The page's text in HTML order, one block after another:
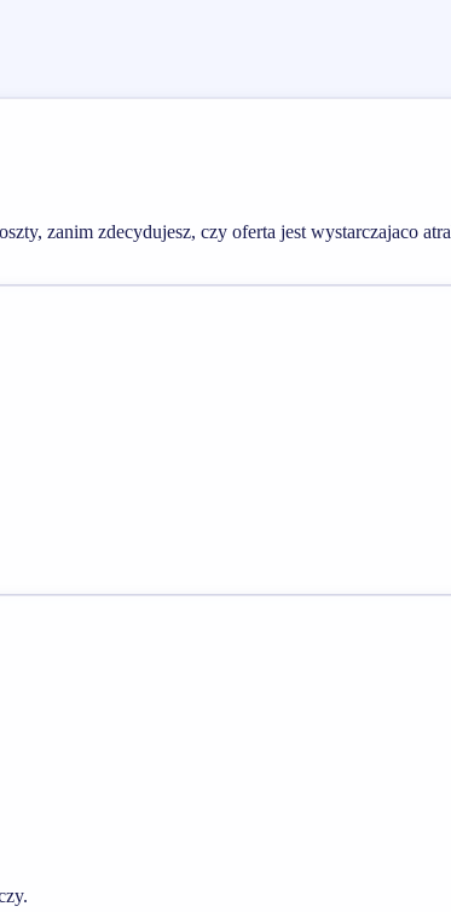
zanim zdecydujesz, czy oferta jest wystarczajaco